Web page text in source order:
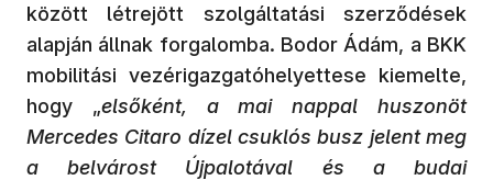
között létrejött szolgáltatási szerződések
alapján állnak forgalomba. Bodor Ádám, a BKK
mobilitási vezérigazgatóhelyettese kiemelte,
hogy „elsőként, a mai nappal huszonöt
Mercedes Citaro dízel csuklós busz jelent meg
a belvárost Újpalotával és a budai